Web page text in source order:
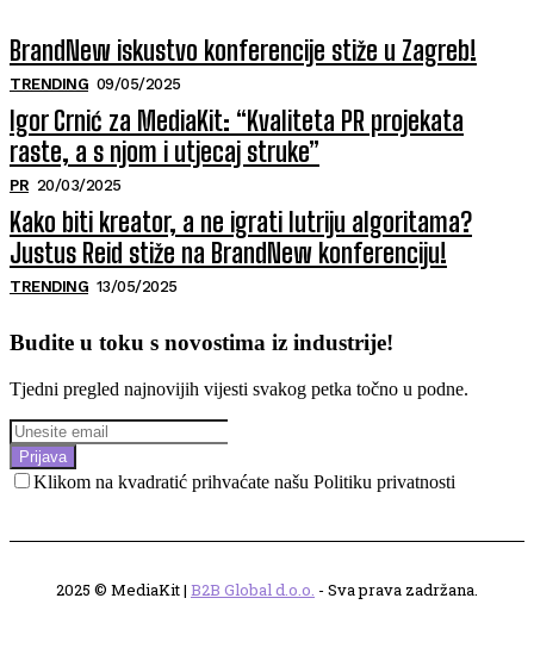
BrandNew iskustvo konferencije stiže u Zagreb!
TRENDING 09/05/2025
Igor Crnić za MediaKit: “Kvaliteta PR projekata
raste, a s njom i utjecaj struke”
PR 20/03/2025
Kako biti kreator, a ne igrati lutriju algoritama?
Justus Reid stiže na BrandNew konferenciju!
TRENDING 13/05/2025
Budite u toku s novostima iz industrije!
Tjedni pregled najnovijih vijesti svakog petka točno u podne.
Prijava
Klikom na kvadratić prihvaćate našu Politiku privatnosti
2025 © MediaKit | B2B Global d.o.o. - Sva prava zadržana.